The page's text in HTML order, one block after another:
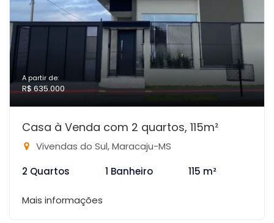
A partir de:
R$ 635.000
Casa à Venda com 2 quartos, 115m²
Vivendas do Sul, Maracaju-MS
2 Quartos
1 Banheiro 115 m²
Mais informações